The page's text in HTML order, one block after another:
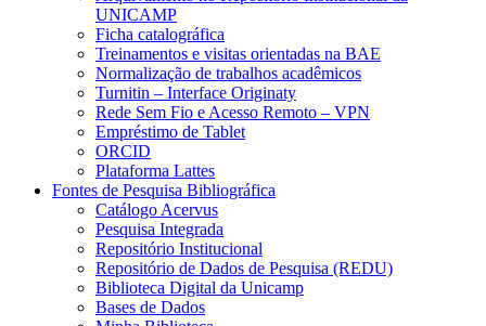
UNICAMP
Ficha catalográfica
Treinamentos e visitas orientadas na BAE
Normalização de trabalhos acadêmicos
Turnitin – Interface Originaty
Rede Sem Fio e Acesso Remoto – VPN
Empréstimo de Tablet
ORCID
Plataforma Lattes
Fontes de Pesquisa Bibliográfica
Catálogo Acervus
Pesquisa Integrada
Repositório Institucional
Repositório de Dados de Pesquisa (REDU)
Biblioteca Digital da Unicamp
Bases de Dados